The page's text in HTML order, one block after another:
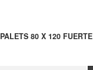
PALETS 80 X 120 FUERTE